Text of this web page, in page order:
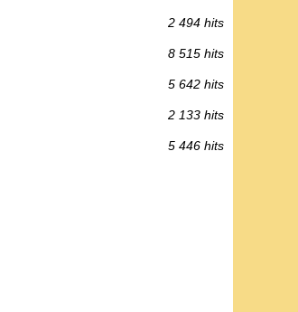
2 494 hits
8 515 hits
5 642 hits
2 133 hits
5 446 hits